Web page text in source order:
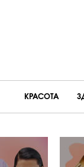
КРАСОТА